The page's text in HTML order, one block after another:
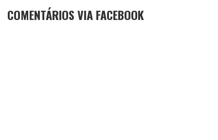
COMENTÁRIOS VIA FACEBOOK